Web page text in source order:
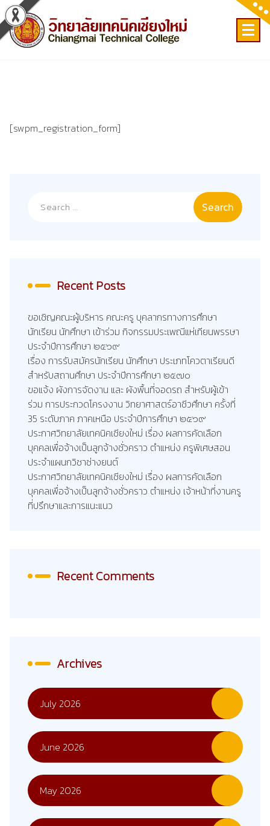
Skip
to
content
[swpm_registration_form]
Recent Posts
ขอเชิญคณะผู้บริหาร คณะครู บุคลากรทางการศึกษา
นักเรียน นักศึกษา เข้าร่วม กิจกรรมประเพณีแห่เทียนพรรษา
ประจำปีการศึกษา ๒๕๖๙
เรื่อง การรับสมัครนักเรียน นักศึกษา ประเภทโควตาเรียนดี
สำหรับสถานศึกษา ประจำปีการศึกษา ๒๕๗๐
ขอแจ้ง ผังการจัดงาน และ ผังพื้นที่จอดรถ สำหรับผู้เข้า
ร่วม การประกวดโครงงาน วิทยาศาสตร์อาชีวศึกษา ครั้งที่
35 ระดับภาค ภาคเหนือ ประจำปีการศึกษา ๒๕๖๙
ประกาศวิทยาลัยเทคนิคเชียงใหม่ เรื่อง ผลการคัดเลือก
บุคคลเพื่อจ้างเป็นลูกจ้างชั่วคราว ตำแหน่ง ครูพิเศษสอน
ประจำแผนกวิชาช่างยนต์
ประกาศวิทยาลัยเทคนิคเชียงใหม่ เรื่อง ผลการคัดเลือก
บุคคลเพื่อจ้างเป็นลูกจ้างชั่วคราว ตำแหน่ง เจ้าหน้าที่งานครู
ที่ปรึกษาและการแนะแนว
Recent Comments
Archives
July 2026
June 2026
May 2026